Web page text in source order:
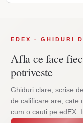
EDEX · GHIDURI
Afla ce face
potriveste
Ghiduri clare, scrise
de calificare are, cate
cum o cauti pe edEX.